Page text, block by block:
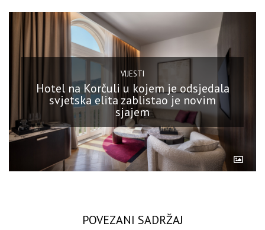
VIJESTI
Hotel na Korčuli u kojem je odsjedala
svjetska elita zablistao je novim
sjajem
POVEZANI SADRŽAJ